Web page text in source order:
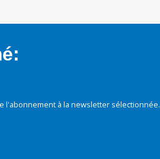
à la newsletter sélectionnée.